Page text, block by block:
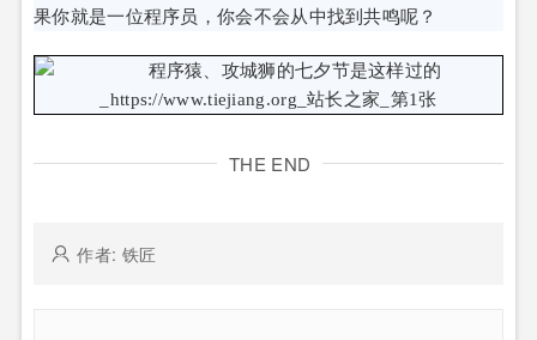
果你就是一位程序员，你会不会从中找到共鸣呢？
THE END
作者: 铁匠